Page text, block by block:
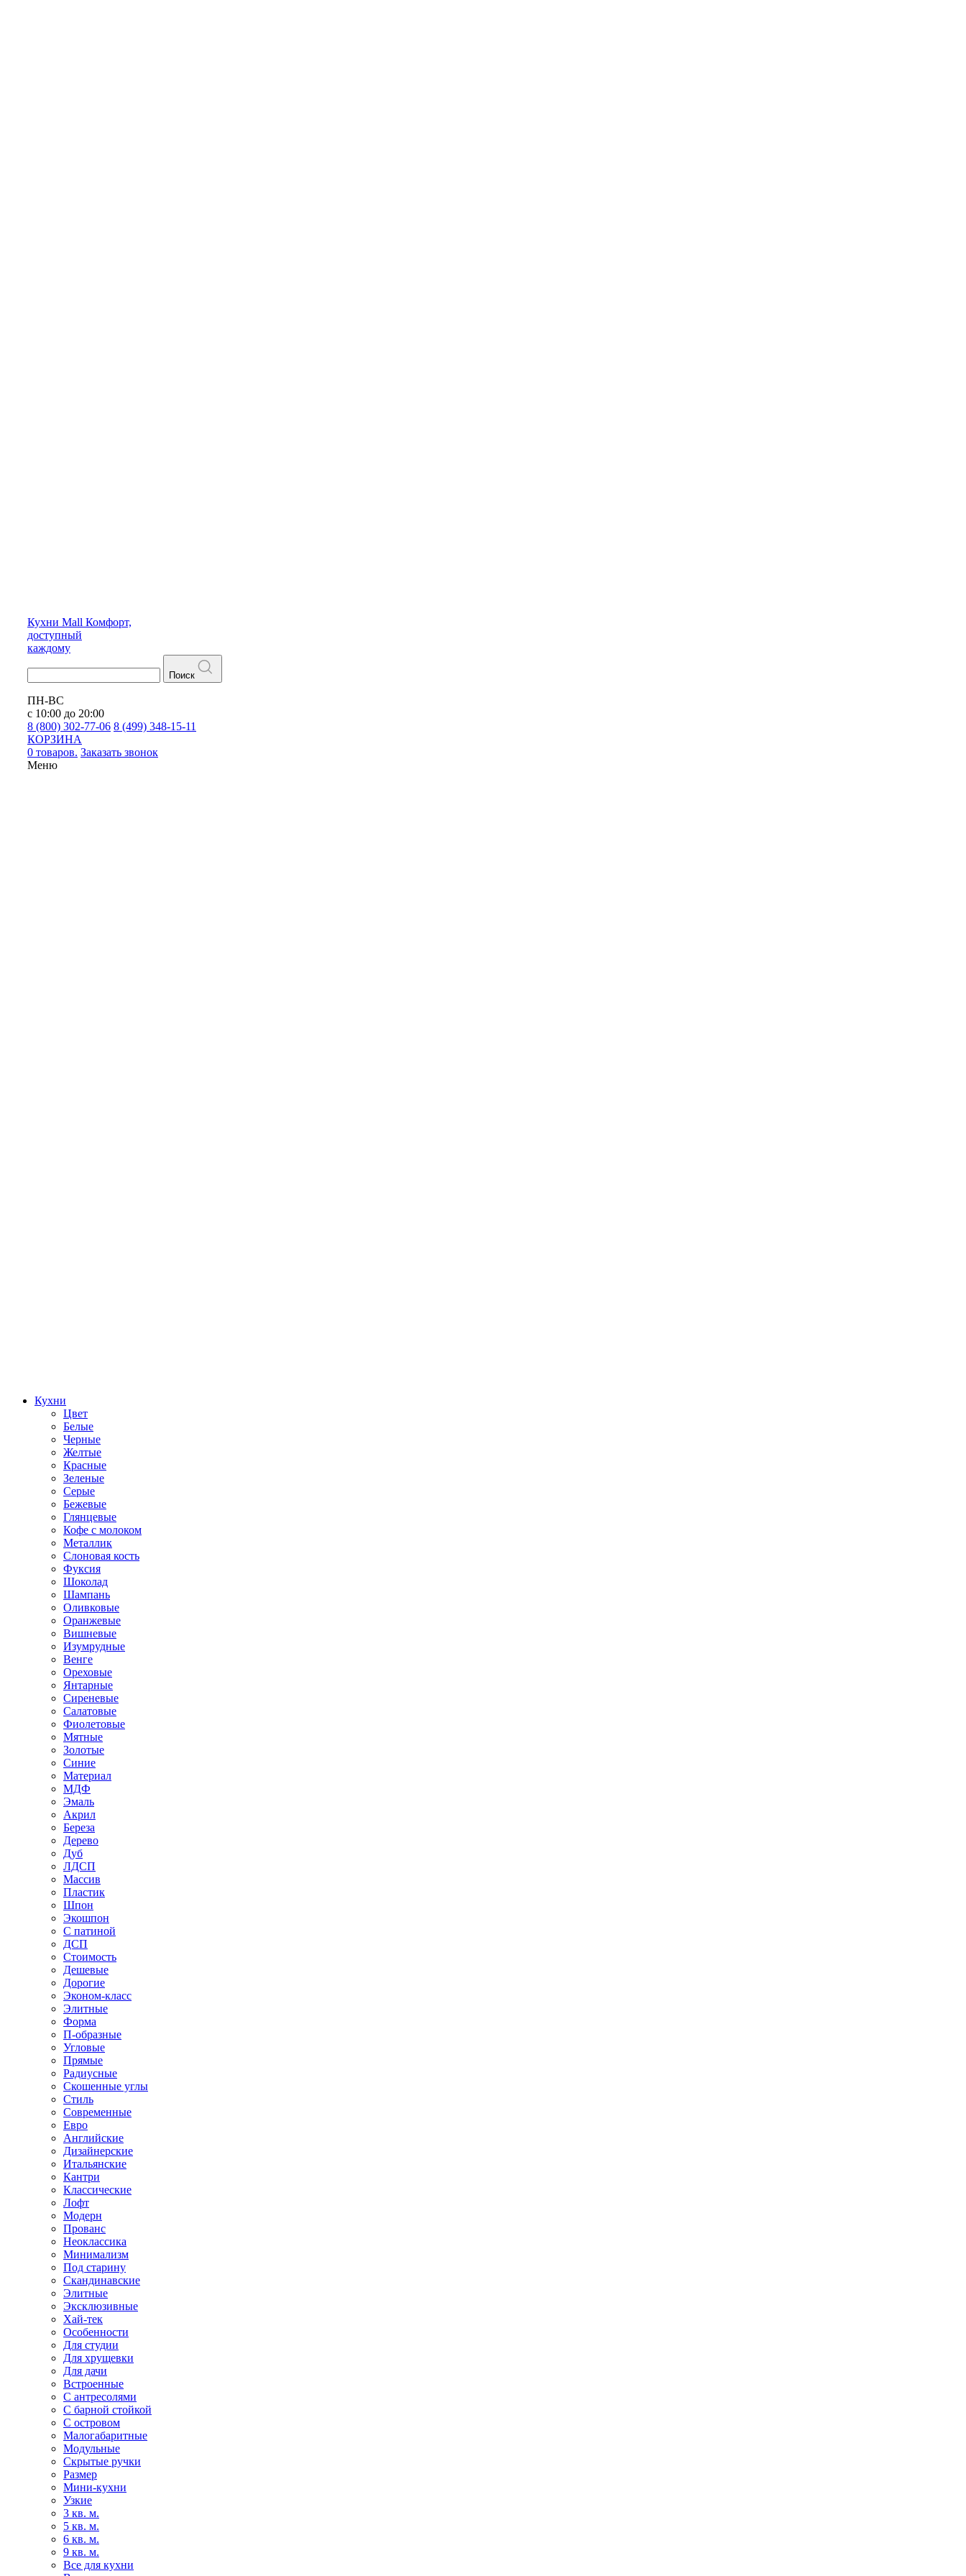
Кухни Mall Комфорт,
доступный
каждому
Поиск
ПН-ВС
с 10:00 до 20:00
8 (800) 302-77-06 8 (499) 348-15-11
КОРЗИНА
0 товаров. Заказать звонок
Меню
Кухни
Цвет
Белые
Черные
Желтые
Красные
Зеленые
Серые
Бежевые
Глянцевые
Кофе с молоком
Металлик
Слоновая кость
Фуксия
Шоколад
Шампань
Оливковые
Оранжевые
Вишневые
Изумрудные
Венге
Ореховые
Янтарные
Сиреневые
Салатовые
Фиолетовые
Мятные
Золотые
Синие
Материал
МДФ
Эмаль
Акрил
Береза
Дерево
Дуб
ЛДСП
Массив
Пластик
Шпон
Экошпон
С патиной
ДСП
Стоимость
Дешевые
Дорогие
Эконом-класс
Элитные
Форма
П-образные
Угловые
Прямые
Радиусные
Скошенные углы
Стиль
Современные
Евро
Английские
Дизайнерские
Итальянские
Кантри
Классические
Лофт
Модерн
Прованс
Неоклассика
Минимализм
Под старину
Скандинавские
Элитные
Эксклюзивные
Хай-тек
Особенности
Для студии
Для хрущевки
Для дачи
Встроенные
С антресолями
С барной стойкой
С островом
Малогабаритные
Модульные
Скрытые ручки
Размер
Мини-кухни
Узкие
3 кв. м.
5 кв. м.
6 кв. м.
9 кв. м.
Все для кухни